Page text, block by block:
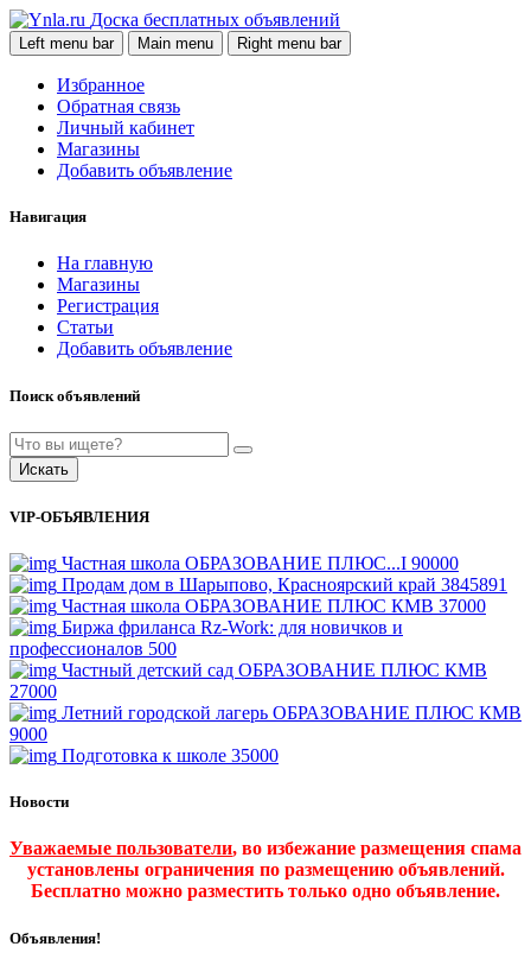
Доска бесплатных объявлений
Left menu bar Main menu Right menu bar
Избранное
Обратная связь
Личный кабинет
Магазины
Добавить объявление
Навигация
На главную
Магазины
Регистрация
Статьи
Добавить объявление
Поиск объявлений
Искать
VIP-ОБЪЯВЛЕНИЯ
Частная школа ОБРАЗОВАНИЕ ПЛЮС...I 90000
Продам дом в Шарыпово, Красноярский край 3845891
Частная школа ОБРАЗОВАНИЕ ПЛЮС КМВ 37000
Биржа фриланса Rz-Work: для новичков и
профессионалов 500
Частный детский сад ОБРАЗОВАНИЕ ПЛЮС КМВ
27000
Летний городской лагерь ОБРАЗОВАНИЕ ПЛЮС КМВ
9000
Подготовка к школе 35000
Новости
Уважаемые пользователи, во избежание размещения спама
установлены ограничения по размещению объявлений.
Бесплатно можно разместить только одно объявление.
Объявления!